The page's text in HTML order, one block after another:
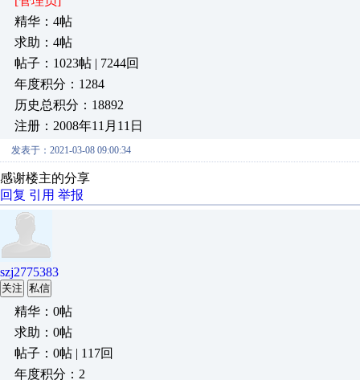
精华：4帖
求助：4帖
帖子：1023帖 | 7244回
年度积分：1284
历史总积分：18892
注册：2008年11月11日
发表于：2021-03-08 09:00:34
感谢楼主的分享
回复 引用 举报
szj2775383
关注 私信
精华：0帖
求助：0帖
帖子：0帖 | 117回
年度积分：2